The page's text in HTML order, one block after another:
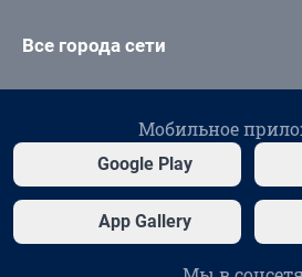
Все города сети
Мобильное
Google Play
App Gallery